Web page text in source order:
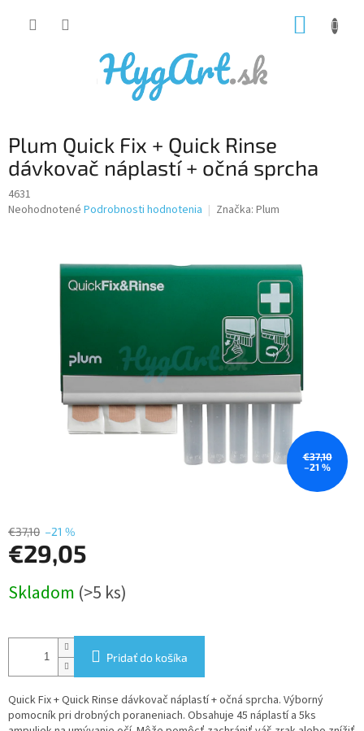
Plum Quick Fix + Quick Rinse
dávkovač náplastí + očná sprcha
4631
Priemerné
Neohodnotené Podrobnosti hodnotenia Značka: Plum
€37,10
–21 %
€37,10 –21 %
€29,05
cena:
Skladom (>5 ks)
Pridať do košíka
Quick Fix + Quick Rinse dávkovač náplastí + očná sprcha. Výborný
pomocník pri drobných poraneniach. Obsahuje 45 náplastí a 5ks